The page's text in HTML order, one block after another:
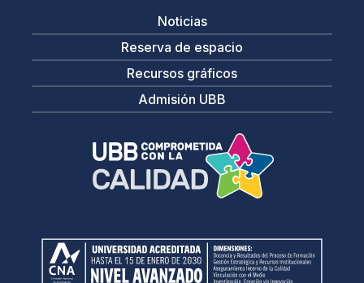
Noticias
Reserva de espacio
Recursos gráficos
Admisión UBB